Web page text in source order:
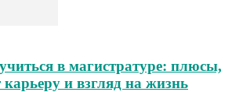
в магистратуре: плюсы,
и взгляд на жизнь